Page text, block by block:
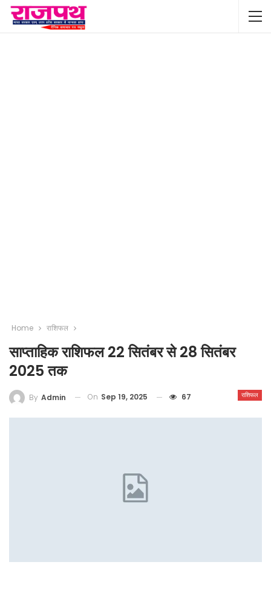
Home राशिफल
साप्ताहिक राशिफल 22 सितंबर से 28 सितंबर
2025 तक
राशिफल
By Admin On Sep 19, 2025 67